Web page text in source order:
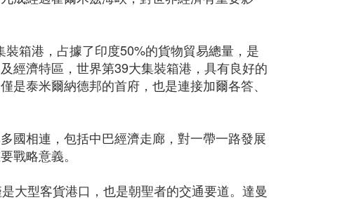
箱港，占據了印度50%的貨物貿易總量，是
經濟特區，世界第39大集裝箱港，具有良好的
泰米爾納德邦的首府，也是連接加爾各答、
國相連，包括中巴經濟走廊，對一帶一路發展
戰略意義。
大型客貨港口，也是朝聖者的交通要道。達曼